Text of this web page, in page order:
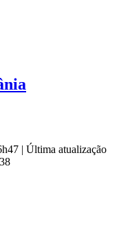
| Última atualização